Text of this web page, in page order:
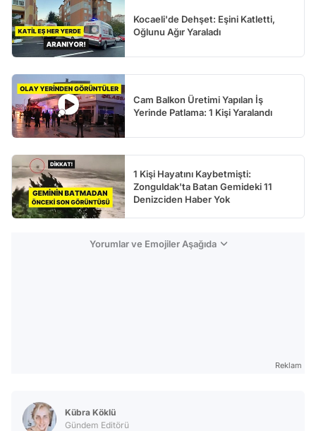
Kocaeli'de Dehşet: Eşini Katletti,
Oğlunu Ağır Yaraladı
Cam Balkon Üretimi Yapılan İş
Yerinde Patlama: 1 Kişi Yaralandı
1 Kişi Hayatını Kaybetmişti:
Zonguldak'ta Batan Gemideki 11
Denizciden Haber Yok
Yorumlar ve Emojiler Aşağıda
Reklam
Kübra Köklü
Gündem Editörü